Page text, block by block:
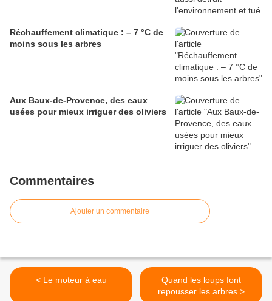
Réchauffement climatique : – 7 °C de
moins sous les arbres
Aux Baux-de-Provence, des eaux
usées pour mieux irriguer des oliviers
Commentaires
Ajouter un commentaire
< Le moteur à eau
Quand les loups font
repousser les arbres >